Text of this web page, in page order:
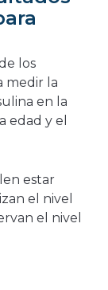
los
medir la
en la
edad y el
estar
el nivel
el nivel